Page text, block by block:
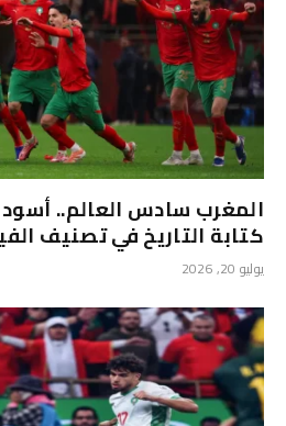
المغرب سادس العالم..
كتابة التاريخ في تصنيف
يوليو 20, 2026